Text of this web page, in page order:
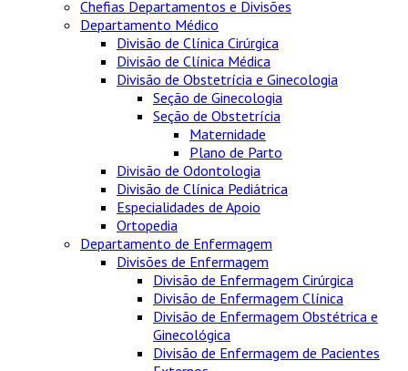
Chefias Departamentos e Divisões
Departamento Médico
Divisão de Clínica Cirúrgica
Divisão de Clínica Médica
Divisão de Obstetrícia e Ginecologia
Seção de Ginecologia
Seção de Obstetrícia
Maternidade
Plano de Parto
Divisão de Odontologia
Divisão de Clínica Pediátrica
Especialidades de Apoio
Ortopedia
Departamento de Enfermagem
Divisões de Enfermagem
Divisão de Enfermagem Cirúrgica
Divisão de Enfermagem Clínica
Divisão de Enfermagem Obstétrica e
Ginecológica
Divisão de Enfermagem de Pacientes